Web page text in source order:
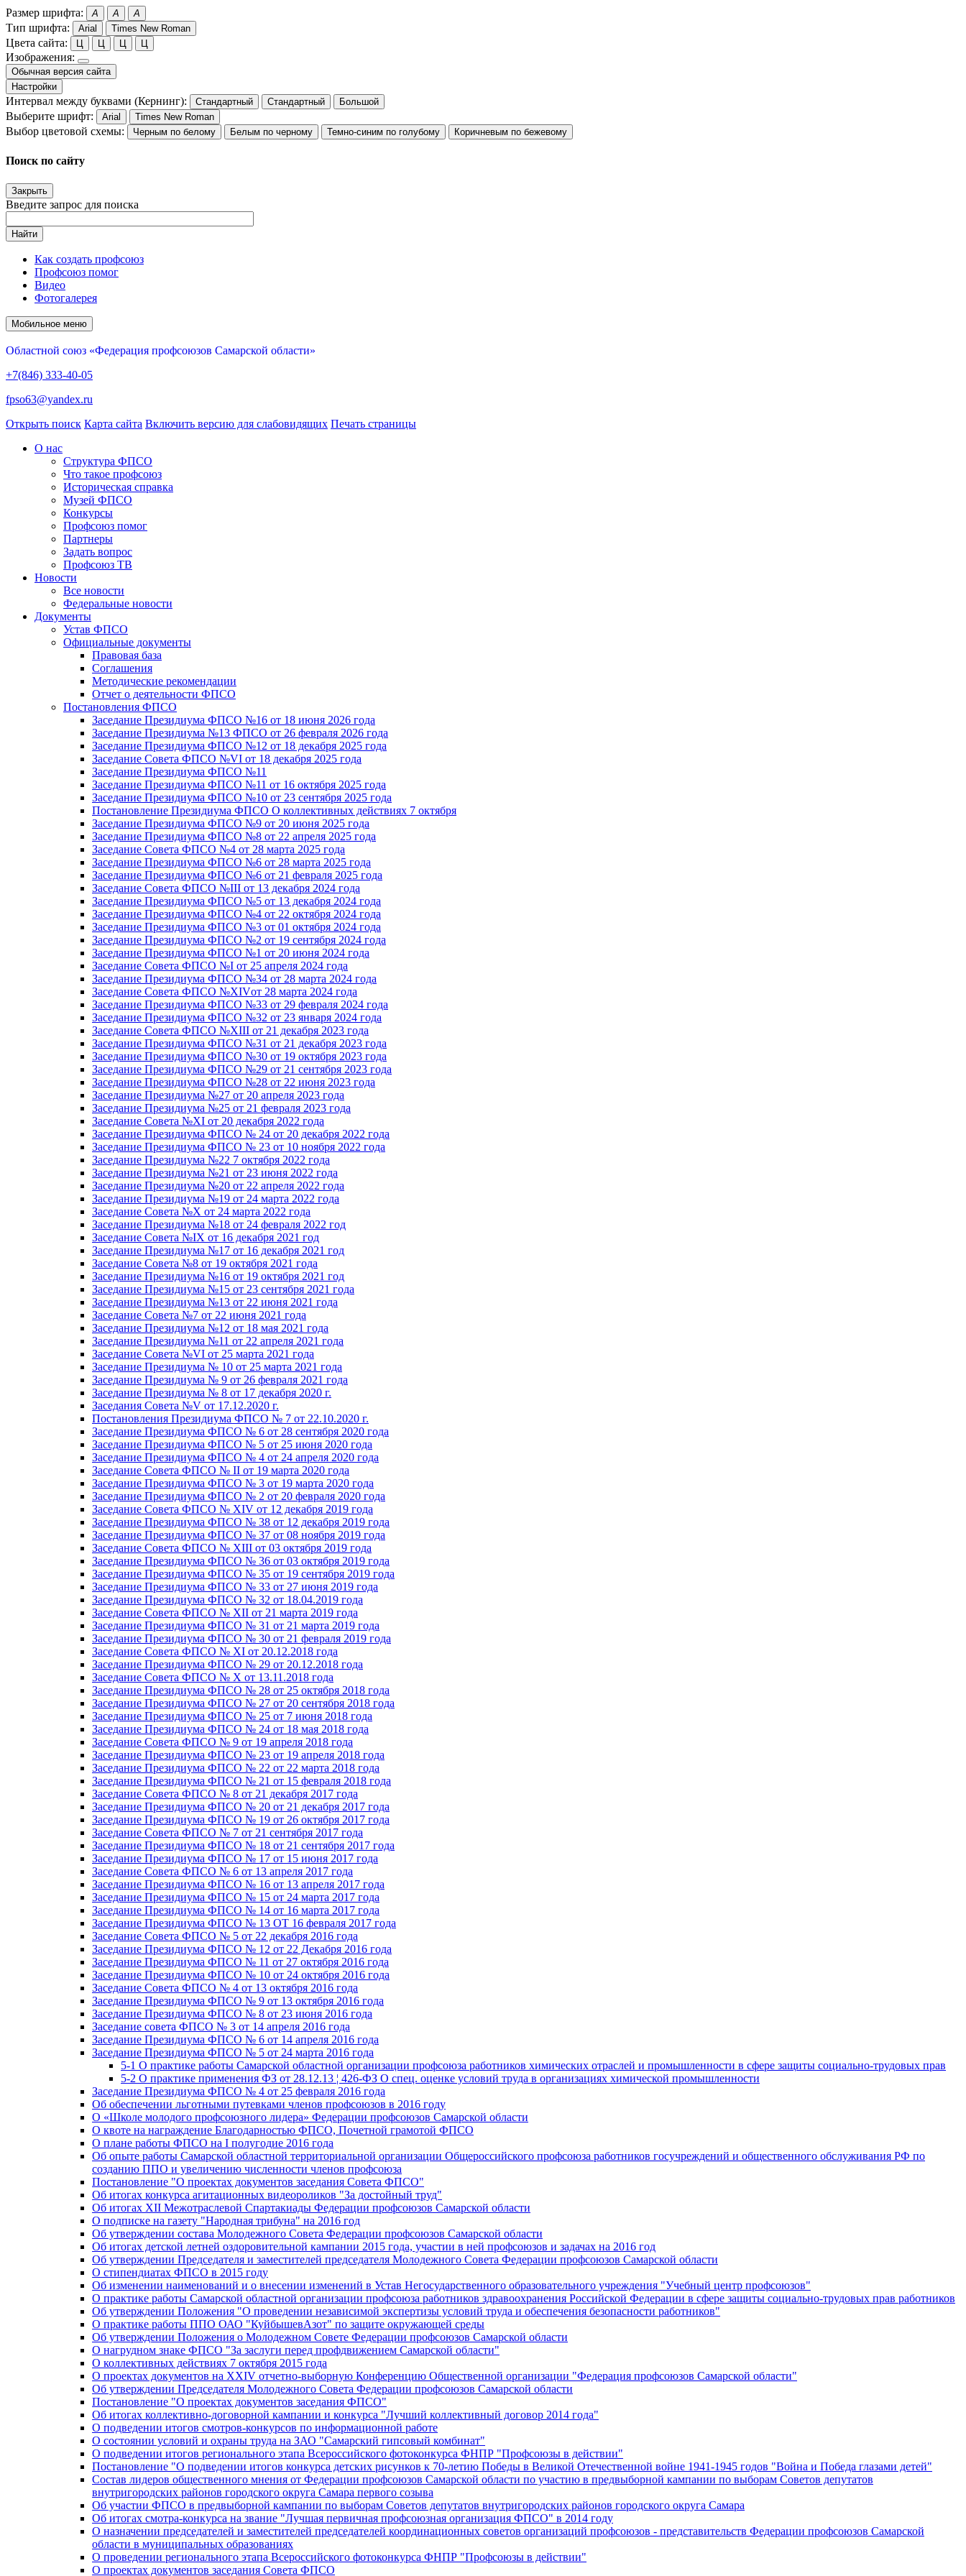
Размер шрифта: A A A
Тип шрифта: Arial Times New Roman
Цвета сайта: Ц Ц Ц Ц
Изображения:
Обычная версия сайта
Настройки
Интервал между буквами (Кернинг): Стандартный Стандартный Большой
Выберите шрифт: Arial Times New Roman
Выбор цветовой схемы: Черным по белому Белым по черному Темно-синим по голубому Коричневым по бежевому
Поиск по сайту
Закрыть
Введите запрос для поиска
Найти
Как создать профсоюз
Профсоюз помог
Видео
Фотогалерея
Мобильное меню
Областной союз «Федерация профсоюзов Самарской области»
+7(846) 333-40-05
fpso63@yandex.ru
Открыть поиск Карта сайта Включить версию для слабовидящих Печать страницы
О нас
Структура ФПСО
Что такое профсоюз
Историческая справка
Музей ФПСО
Конкурсы
Профсоюз помог
Партнеры
Задать вопрос
Профсоюз ТВ
Новости
Все новости
Федеральные новости
Документы
Устав ФПСО
Официальные документы
Правовая база
Соглашения
Методические рекомендации
Отчет о деятельности ФПСО
Постановления ФПСО
Заседание Президиума ФПСО №16 от 18 июня 2026 года
Заседание Президиума №13 ФПСО от 26 февраля 2026 года
Заседание Президиума ФПСО №12 от 18 декабря 2025 года
Заседание Совета ФПСО №VI от 18 декабря 2025 года
Заседание Президиума ФПСО №11
Заседание Президиума ФПСО №11 от 16 октября 2025 года
Заседание Президиума ФПСО №10 от 23 сентября 2025 года
Постановление Президиума ФПСО О коллективных действиях 7 октября
Заседание Президиума ФПСО №9 от 20 июня 2025 года
Заседание Президиума ФПСО №8 от 22 апреля 2025 года
Заседание Совета ФПСО №4 от 28 марта 2025 года
Заседание Президиума ФПСО №6 от 28 марта 2025 года
Заседание Президиума ФПСО №6 от 21 февраля 2025 года
Заседание Совета ФПСО №III от 13 декабря 2024 года
Заседание Президиума ФПСО №5 от 13 декабря 2024 года
Заседание Президиума ФПСО №4 от 22 октября 2024 года
Заседание Президиума ФПСО №3 от 01 октября 2024 года
Заседание Президиума ФПСО №2 от 19 сентября 2024 года
Заседание Президиума ФПСО №1 от 20 июня 2024 года
Заседание Совета ФПСО №I от 25 апреля 2024 года
Заседание Президиума ФПСО №34 от 28 марта 2024 года
Заседание Совета ФПСО №XIVот 28 марта 2024 года
Заседание Президиума ФПСО №33 от 29 февраля 2024 года
Заседание Президиума ФПСО №32 от 23 января 2024 года
Заседание Совета ФПСО №XIII от 21 декабря 2023 года
Заседание Президиума ФПСО №31 от 21 декабря 2023 года
Заседание Президиума ФПСО №30 от 19 октября 2023 года
Заседание Президиума ФПСО №29 от 21 сентября 2023 года
Заседание Президиума ФПСО №28 от 22 июня 2023 года
Заседание Президиума №27 от 20 апреля 2023 года
Заседание Президиума №25 от 21 февраля 2023 года
Заседание Совета №XI от 20 декабря 2022 года
Заседание Президиума ФПСО № 24 от 20 декабря 2022 года
Заседание Президиума ФПСО № 23 от 10 ноября 2022 года
Заседание Президиума №22 7 октября 2022 года
Заседание Президиума №21 от 23 июня 2022 года
Заседание Президиума №20 от 22 апреля 2022 года
Заседание Президиума №19 от 24 марта 2022 года
Заседание Совета №X от 24 марта 2022 года
Заседание Президиума №18 от 24 февраля 2022 год
Заседание Совета №IX от 16 декабря 2021 год
Заседание Президиума №17 от 16 декабря 2021 год
Заседание Совета №8 от 19 октября 2021 года
Заседание Президиума №16 от 19 октября 2021 год
Заседание Президиума №15 от 23 сентября 2021 года
Заседание Президиума №13 от 22 июня 2021 года
Заседание Совета №7 от 22 июня 2021 года
Заседание Президиума №12 от 18 мая 2021 года
Заседание Президиума №11 от 22 апреля 2021 года
Заседание Совета №VI от 25 марта 2021 года
Заседание Президиума № 10 от 25 марта 2021 года
Заседание Президиума № 9 от 26 февраля 2021 года
Заседание Президиума № 8 от 17 декабря 2020 г.
Заседания Совета №V от 17.12.2020 г.
Постановления Президиума ФПСО № 7 от 22.10.2020 г.
Заседание Президиума ФПСО № 6 от 28 сентября 2020 года
Заседание Президиума ФПСО № 5 от 25 июня 2020 года
Заседание Президиума ФПСО № 4 от 24 апреля 2020 года
Заседание Совета ФПСО № II от 19 марта 2020 года
Заседание Президиума ФПСО № 3 от 19 марта 2020 года
Заседание Президиума ФПСО № 2 от 20 февраля 2020 года
Заседание Совета ФПСО № XIV от 12 декабря 2019 года
Заседание Президиума ФПСО № 38 от 12 декабря 2019 года
Заседание Президиума ФПСО № 37 от 08 ноября 2019 года
Заседание Совета ФПСО № XIII от 03 октября 2019 года
Заседание Президиума ФПСО № 36 от 03 октября 2019 года
Заседание Президиума ФПСО № 35 от 19 сентября 2019 года
Заседание Президиума ФПСО № 33 от 27 июня 2019 года
Заседание Президиума ФПСО № 32 от 18.04.2019 года
Заседание Совета ФПСО № XII от 21 марта 2019 года
Заседание Президиума ФПСО № 31 от 21 марта 2019 года
Заседание Президиума ФПСО № 30 от 21 февраля 2019 года
Заседание Совета ФПСО № XI от 20.12.2018 года
Заседание Президиума ФПСО № 29 от 20.12.2018 года
Заседание Совета ФПСО № X от 13.11.2018 года
Заседание Президиума ФПСО № 28 от 25 октября 2018 года
Заседание Президиума ФПСО № 27 от 20 сентября 2018 года
Заседание Президиума ФПСО № 25 от 7 июня 2018 года
Заседание Президиума ФПСО № 24 от 18 мая 2018 года
Заседание Совета ФПСО № 9 от 19 апреля 2018 года
Заседание Президиума ФПСО № 23 от 19 апреля 2018 года
Заседание Президиума ФПСО № 22 от 22 марта 2018 года
Заседание Президиума ФПСО № 21 от 15 февраля 2018 года
Заседание Совета ФПСО № 8 от 21 декабря 2017 года
Заседание Президиума ФПСО № 20 от 21 декабря 2017 года
Заседание Президиума ФПСО № 19 от 26 октября 2017 года
Заседание Совета ФПСО № 7 от 21 сентября 2017 года
Заседание Президиума ФПСО № 18 от 21 сентября 2017 года
Заседание Президиума ФПСО № 17 от 15 июня 2017 года
Заседание Совета ФПСО № 6 от 13 апреля 2017 года
Заседание Президиума ФПСО № 16 от 13 апреля 2017 года
Заседание Президиума ФПСО № 15 от 24 марта 2017 года
Заседание Президиума ФПСО № 14 от 16 марта 2017 года
Заседание Президиума ФПСО № 13 ОТ 16 февраля 2017 года
Заседание Совета ФПСО № 5 от 22 декабря 2016 года
Заседание Президиума ФПСО № 12 от 22 Декабря 2016 года
Заседание Президиума ФПСО № 11 от 27 октября 2016 года
Заседание Президиума ФПСО № 10 от 24 октября 2016 года
Заседание Совета ФПСО № 4 от 13 октября 2016 года
Заседание Президиума ФПСО № 9 от 13 октября 2016 года
Заседание Президиума ФПСО № 8 от 23 июня 2016 года
Заседание совета ФПСО № 3 от 14 апреля 2016 года
Заседание Президиума ФПСО № 6 от 14 апреля 2016 года
Заседание Президиума ФПСО № 5 от 24 марта 2016 года
5-1 О практике работы Самарской областной организации профсоюза работников химических отраслей и промышленности в сфере защиты социально-трудовых прав
5-2 О практике применения ФЗ от 28.12.13 ¦ 426-ФЗ О спец. оценке условий труда в организациях химической промышленности
Заседание Президиума ФПСО № 4 от 25 февраля 2016 года
Об обеспечении льготными путевками членов профсоюзов в 2016 году
О «Школе молодого профсоюзного лидера» Федерации профсоюзов Самарской области
О квоте на награждение Благодарностью ФПСО, Почетной грамотой ФПСО
О плане работы ФПСО на I полугодие 2016 года
Об опыте работы Самарской областной территориальной организации Общероссийского профсоюза работников госучреждений и общественного обслуживания РФ по
созданию ППО и увеличению численности членов профсоюза
Постановление "О проектах документов заседания Совета ФПСО"
Об итогах конкурса агитационных видеороликов "За достойный труд"
Об итогах XII Межотраслевой Спартакиады Федерации профсоюзов Самарской области
О подписке на газету "Народная трибуна" на 2016 год
Об утверждении состава Молодежного Совета Федерации профсоюзов Самарской области
Об итогах детской летней оздоровительной кампании 2015 года, участии в ней профсоюзов и задачах на 2016 год
Об утверждении Председателя и заместителей председателя Молодежного Совета Федерации профсоюзов Самарской области
О стипендиатах ФПСО в 2015 году
Об изменении наименований и о внесении изменений в Устав Негосударственного образовательного учреждения "Учебный центр профсоюзов"
О практике работы Самарской областной организации профсоюза работников здравоохранения Российской Федерации в сфере защиты социально-трудовых прав работников
Об утверждении Положения "О проведении независимой экспертизы условий труда и обеспечения безопасности работников"
О практике работы ППО ОАО "КуйбышевАзот" по защите окружающей среды
Об утверждении Положения о Молодежном Совете Федерации профсоюзов Самарской области
О нагрудном знаке ФПСО "За заслуги перед профдвижением Самарской области"
О коллективных действиях 7 октября 2015 года
О проектах документов на XXIV отчетно-выборную Конференцию Общественной организации "Федерация профсоюзов Самарской области"
Об утверждении Председателя Молодежного Совета Федерации профсоюзов Самарской области
Постановление "О проектах документов заседания ФПСО"
Об итогах коллективно-договорной кампании и конкурса "Лучший коллективный договор 2014 года"
О подведении итогов смотров-конкурсов по информационной работе
О состоянии условий и охраны труда на ЗАО "Самарский гипсовый комбинат"
О подведении итогов регионального этапа Всероссийского фотоконкурса ФНПР "Профсоюзы в действии"
Постановление "О подведении итогов конкурса детских рисунков к 70-летию Победы в Великой Отечественной войне 1941-1945 годов "Война и Победа глазами детей"
Состав лидеров общественного мнения от Федерации профсоюзов Самарской области по участию в предвыборной кампании по выборам Советов депутатов
внутригородских районов городского округа Самара первого созыва
Об участии ФПСО в предвыборной кампании по выборам Советов депутатов внутригородских районов городского округа Самара
Об итогах смотра-конкурса на звание "Лучшая первичная профсоюзная организация ФПСО" в 2014 году
О назначении председателей и заместителей председателей координационных советов организаций профсоюзов - представительств Федерации профсоюзов Самарской
области в муниципальных образованиях
О проведении регионального этапа Всероссийского фотоконкурса ФНПР "Профсоюзы в действии"
О проектах документов заседания Совета ФПСО